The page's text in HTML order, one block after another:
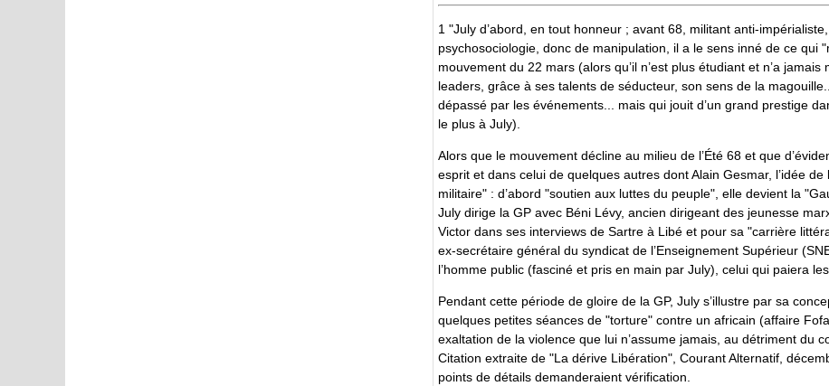
1 "July d’abord, en tout honneur ; avant 68, militant anti-
psychosociologie, donc de manipulation, il a le sens inné de ce qui
mouvement du 22 mars (alors qu’il n’est plus étudiant et n’a
leaders, grâce à ses talents de séducteur, son sens de la
dépassé par les événements... mais qui jouit d’un grand prestige
le plus à July).
Alors que le mouvement décline au milieu de l’Été 68 et que
esprit et dans celui de quelques autres dont Alain Gesmar, l’idée
militaire" : d’abord "soutien aux luttes du peuple", elle devient la
July dirige la GP avec Béni Lévy, ancien dirigeant des jeunesse
Victor dans ses interviews de Sartre à Libé et pour sa "carrière
ex-secrétaire général du syndicat de l’Enseignement Supérieur
l’homme public (fasciné et pris en main par July), celui qui paiera
Pendant cette période de gloire de la GP, July s’illustre par sa
quelques petites séances de "torture" contre un africain (affaire
exaltation de la violence que lui n’assume jamais, au détriment du
Citation extraite de "La dérive Libération", Courant Alternatif,
points de détails demanderaient vérification.